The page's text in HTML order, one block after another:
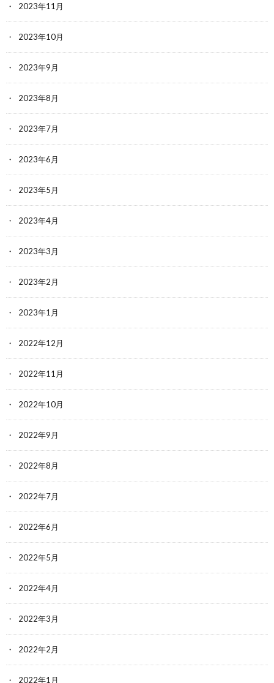
2023年11月
2023年10月
2023年9月
2023年8月
2023年7月
2023年6月
2023年5月
2023年4月
2023年3月
2023年2月
2023年1月
2022年12月
2022年11月
2022年10月
2022年9月
2022年8月
2022年7月
2022年6月
2022年5月
2022年4月
2022年3月
2022年2月
2022年1月